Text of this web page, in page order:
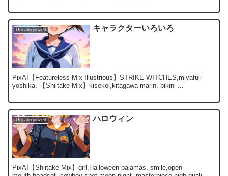
Uncategorized キャラクターいろいろ
PixAI【Featureless Mix Illustrious】STRIKE WITCHES,miyafuji
yoshika, 【Shiitake-Mix】kisekoi,kitagawa marin, bikini ...
Uncategorized ハロウィン
PixAI【Shiitake-Mix】girl,Halloween pajamas, smile,open